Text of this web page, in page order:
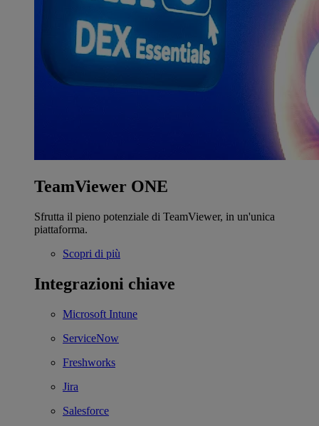
TeamViewer ONE
Sfrutta il pieno potenziale di TeamViewer, in un'unica
piattaforma.
Scopri di più
Integrazioni chiave
Microsoft Intune
ServiceNow
Freshworks
Jira
Salesforce